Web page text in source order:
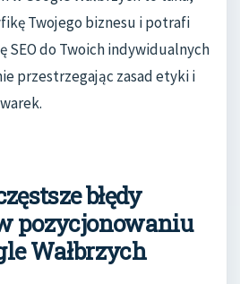
Twojego biznesu i potrafi
SEO do Twoich indywidualnych
przestrzegając zasad etyki i
błędy
pozycjonowaniu
Wałbrzych